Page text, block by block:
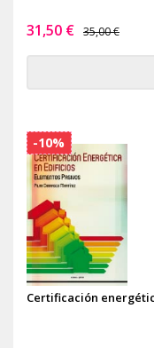
31,50 € 35,00 €
Certificación
-10%